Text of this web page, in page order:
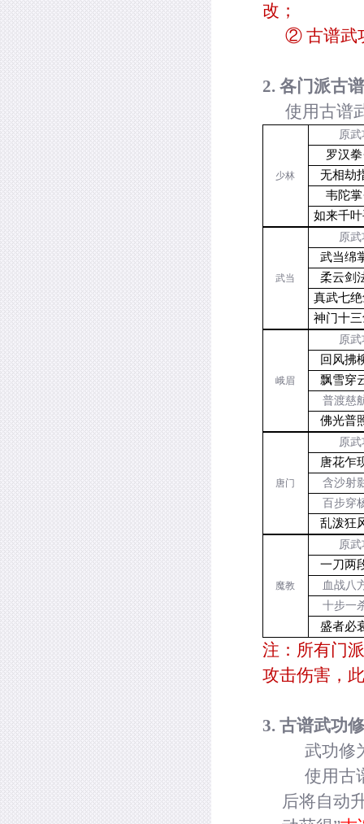
改；
② 古谱武
2. 各门派古
使用古谱
少林
原武
罗汉拳
无相劫
韦陀掌
如来千叶
武当
原武
武当绵
柔云剑
真武七绝
神门十三
峨眉
原武
回风拂
飘雪穿
普渡慈
佛光普
唐门
原武
唐花乍
含沙射
百步穿
乱泼狂
魔教
原武
一刀两
血战八
十步一
盛者必
注：所有门
攻击伤害，
3. 古谱武功
武功修
使用古
后将自动